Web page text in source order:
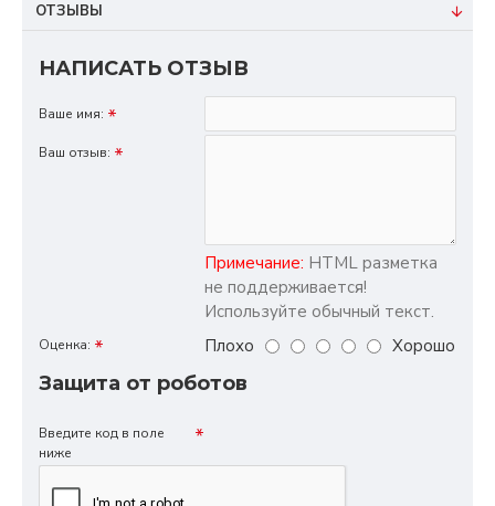
ОТЗЫВЫ
НАПИСАТЬ ОТЗЫВ
Ваше имя:
Ваш отзыв:
Примечание: HTML разметка
не поддерживается!
Используйте обычный текст.
Оценка: Плохо Хорошо
Защита от роботов
Введите код в поле
ниже